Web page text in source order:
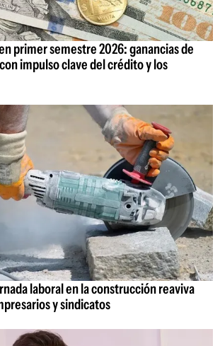
primer semestre 2026: ganancias de
impulso clave del crédito y los
laboral en la construcción reaviva
y sindicatos